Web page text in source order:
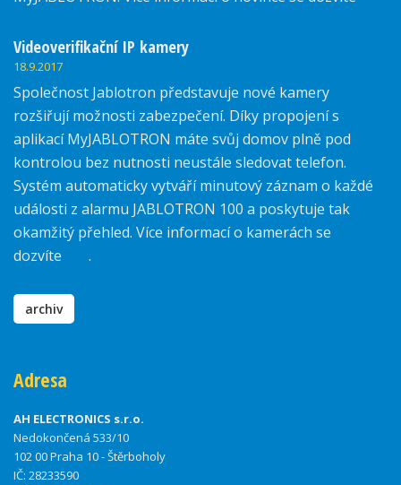
Videoverifikační IP kamery
18.9.2017
Společnost Jablotron představuje nové kamery
rozšiřují možnosti zabezpečení. Díky propojení s
aplikací MyJABLOTRON máte svůj domov plně pod
kontrolou bez nutnosti neustále sledovat telefon.
Systém automaticky vytváří minutový záznam o každé
události z alarmu JABLOTRON 100 a poskytuje tak
okamžitý přehled. Více informací o kamerách se
dozvíte
.
archiv
Adresa
AH ELECTRONICS s.r.o.
Nedokončená 533/10
102 00 Praha 10 - Štěrboholy
IČ: 28233590